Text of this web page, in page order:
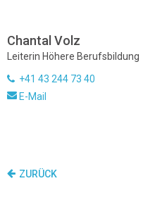
Chantal Volz
Leiterin Höhere Berufsbildung
+41 43 244 73 40
E-Mail
ZURÜCK